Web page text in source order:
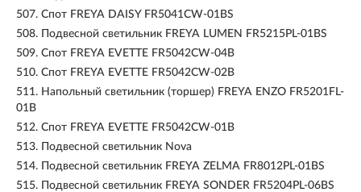
507. Спот FREYA DAISY FR5041CW-01BS
508.
Подвесной светильник FREYA LUMEN FR5215PL-01BS
509. Спот FREYA EVETTE FR5042CW-04B
510. Спот FREYA EVETTE FR5042CW-02B
511. Напольный светильник (торшер) FREYA ENZO FR5201FL-
01B
512. Спот FREYA EVETTE FR5042CW-01B
513.
Подвесной светильник Nova
514.
Подвесной светильник FREYA ZELMA FR8012PL-01BS
515.
Подвесной светильник FREYA SONDER FR5204PL-06BS